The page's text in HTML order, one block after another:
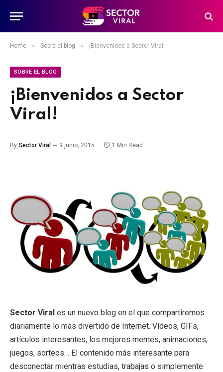
Home » Sobre el blog » ¡Bienvenidos a Sector Viral!
SOBRE EL BLOG
¡Bienvenidos a Sector
Viral!
By Sector Viral 9 junio, 2015 1 Min Read
Sector Viral es un nuevo blog en el que compartiremos
diariamente lo más divertido de Internet. Vídeos, GIFs,
artículos interesantes, los mejores memes, animaciones,
juegos, sorteos… El contenido más interesante para
desconectar mientras estudias, trabajas o simplemente